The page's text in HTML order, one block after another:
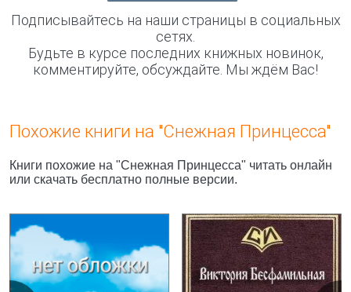
Подписывайтесь на наши страницы в социальных
сетях.
Будьте в курсе последних книжных новинок,
комментируйте, обсуждайте. Мы ждём Вас!
Похожие книги на "Снежная Принцесса"
Книги похожие на "Снежная Принцесса" читать онлайн
или скачать бесплатно полные версии.